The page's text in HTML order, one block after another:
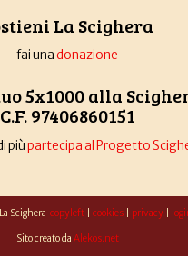
La Scighera
fai unadonazione
5x1000 alla
C.F. 97406860151
piùpartecipa al Progetto
Scighera copyleft| cookies| privacy|
Sito creato da Alekos.net